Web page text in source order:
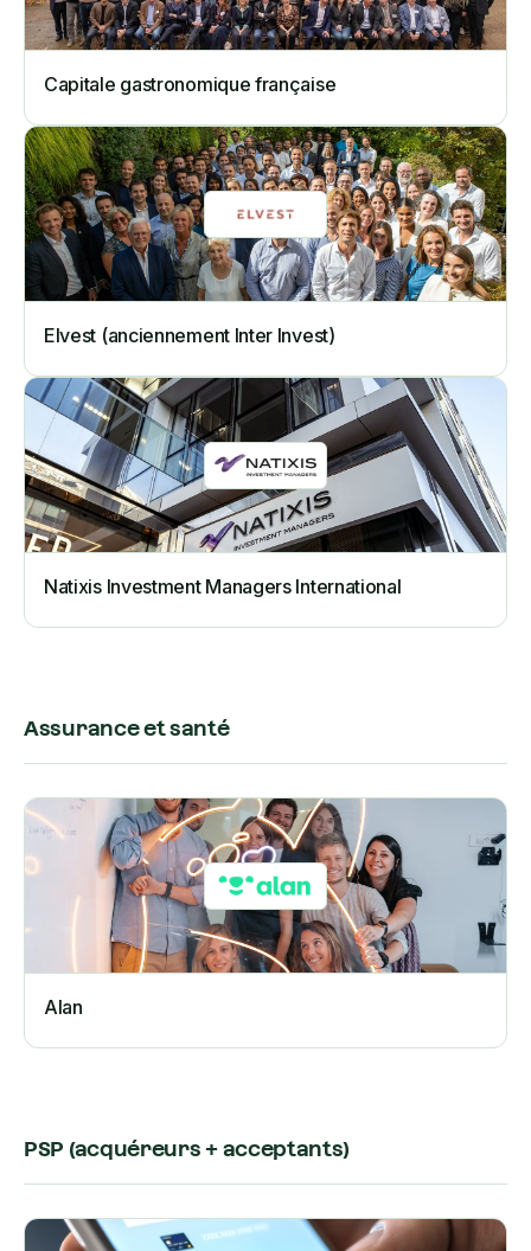
Capitale gastronomique française
Elvest (anciennement Inter Invest)
Natixis Investment Managers International
Assurance et santé
Alan
PSP (acquéreurs + acceptants)